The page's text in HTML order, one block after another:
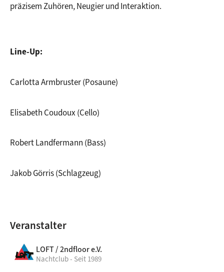
Veranstalter
LOFT / 2ndfloor e.V.
Nachtclub - Seit 1989
präzisem Zuhören, Neugier und Interaktion.
Line-Up:
Carlotta Armbruster (Posaune)
Elisabeth Coudoux (Cello)
Robert Landfermann (Bass)
Jakob Görris (Schlagzeug)